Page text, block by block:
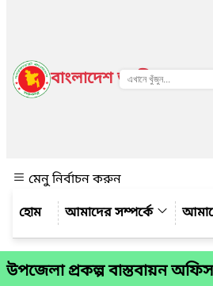
বাংলাদেশ জাতীয় তথ্য
মেনু নির্বাচন করুন
আমাদের সম্পর্কে
উপজেলা প্রকল্প বাস্তবায়ন অফিস